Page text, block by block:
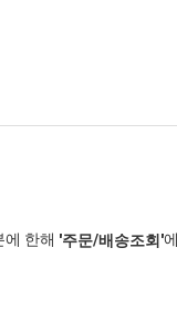
에 한해 '주문/배송조회'